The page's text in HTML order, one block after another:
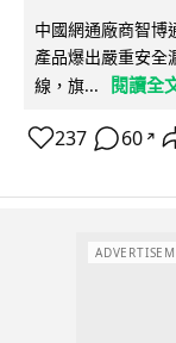
中國網通廠商智
產品爆出嚴重安全
線，旗...
閱讀全
237 60 ↗